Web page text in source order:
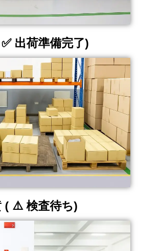
出荷準備完了)
( ⚠️ 検査待ち)